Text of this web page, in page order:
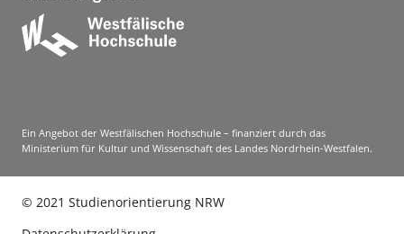
Ein Angebot der Westfälischen Hochschule – finanziert durch das
Ministerium für Kultur und Wissenschaft des Landes Nordrhein-Westfalen.
© 2021 Studienorientierung NRW